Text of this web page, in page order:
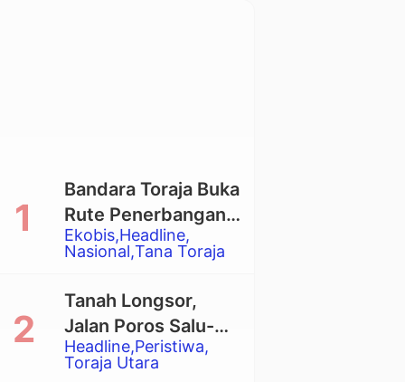
Ekobis Headline
Nasional Tana Toraja
Bandara Toraja Buka
Rute Penerbangan
Langsung Toraja-
Balikpapan
Headline Peristiwa
Toraja Utara
Tanah Longsor,
Jalan Poros Salu-
Dende’ Tertutup
Total